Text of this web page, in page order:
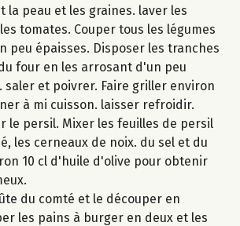
la peau et les graines. laver les
tomates. Couper tous les légumes
peu épaisses. Disposer les tranches
four en les arrosant d'un peu
saler et poivrer. Faire griller environ
à mi cuisson. laisser refroidir.
le persil. Mixer les feuilles de persil
les cerneaux de noix. du sel et du
10 cl d'huile d'olive pour obtenir
du comté et le découper en
les pains à burger en deux et les